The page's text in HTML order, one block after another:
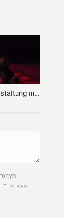
Aschura Veranstaltung in Bremen – 2. Tag – 3. Teil
<s>